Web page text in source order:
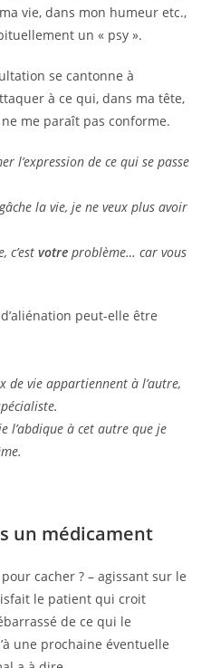
vie, dans mon humeur etc.,
un « psy ».
se cantonne à
à ce qui, dans ma tête,
me paraît pas conforme.
l’expression de ce qui se passe
la vie, je ne veux plus avoir
c’estvotre problème… car vous
peut-elle être
de vie appartiennent à l’autre,
l’abdique à cet autre que je
un médicament
cacher ? – agissant sur le
le patient qui croit
de ce qui le
une prochaine éventuelle